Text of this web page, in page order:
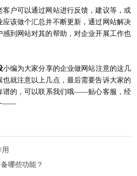
户可以通过网站进行反馈，建议等，或
该做个汇总并不断更新，通过网站解决
到网站对其的帮助，对企业开展工作也
小编为大家分享的企业做网站注意的这几
就注意以上几点，最后需要告诉大家的
谱的，可以联系我们哦——贴心客服，经
——
哪些功能？